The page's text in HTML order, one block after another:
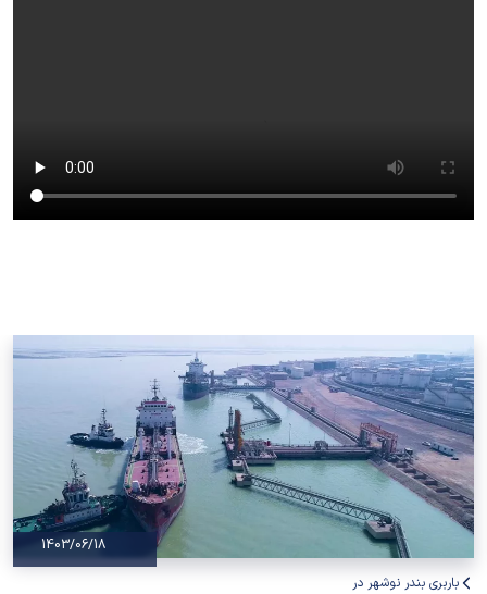
باربری بندر نوشهر در
1403/06/18